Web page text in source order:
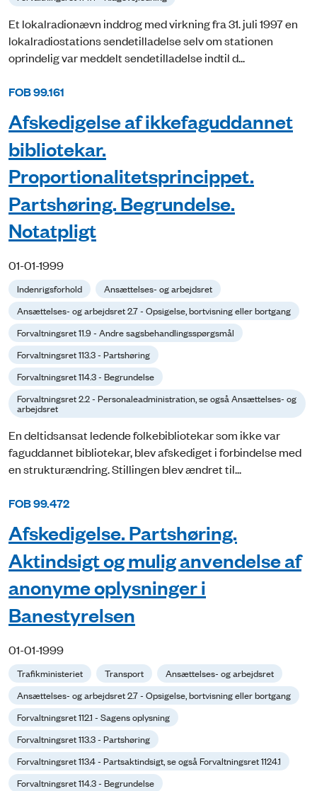
Et lokalradionævn inddrog med virkning fra 31. juli 1997 en
lokalradiostations sendetilladelse selv om stationen
oprindelig var meddelt sendetilladelse indtil d...
FOB 99.161
Afskedigelse af ikkefaguddannet
bibliotekar.
Proportionalitetsprincippet.
Partshøring. Begrundelse.
Notatpligt
01-01-1999
Indenrigsforhold
Ansættelses- og arbejdsret
Ansættelses- og arbejdsret 2.7 - Opsigelse, bortvisning eller bortgang
Forvaltningsret 11.9 - Andre sagsbehandlingsspørgsmål
Forvaltningsret 113.3 - Partshøring
Forvaltningsret 114.3 - Begrundelse
Forvaltningsret 2.2 - Personaleadministration, se også Ansættelses- og
arbejdsret
En deltidsansat ledende folkebibliotekar som ikke var
faguddannet bibliotekar, blev afskediget i forbindelse med
en strukturændring. Stillingen blev ændret til...
FOB 99.472
Afskedigelse. Partshøring.
Aktindsigt og mulig anvendelse af
anonyme oplysninger i
Banestyrelsen
01-01-1999
Trafikministeriet Transport
Ansættelses- og arbejdsret
Ansættelses- og arbejdsret 2.7 - Opsigelse, bortvisning eller bortgang
Forvaltningsret 112.1 - Sagens oplysning
Forvaltningsret 113.3 - Partshøring
Forvaltningsret 113.4 - Partsaktindsigt, se også Forvaltningsret 1124.1
Forvaltningsret 114.3 - Begrundelse